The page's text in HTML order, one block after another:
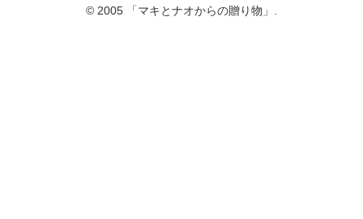
© 2005 「マキとナオからの贈り物」.